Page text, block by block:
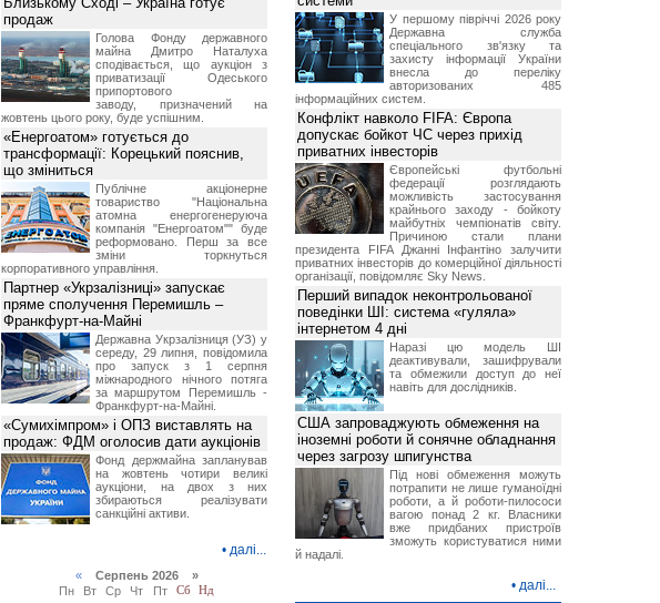
продаж
Голова Фонду державного
майна Дмитро Наталуха
сподівається, що аукціон з
приватизації Одеського
припортового
заводу, призначений на
жовтень цього року, буде успішним.
«Енергоатом» готується до
трансформації: Корецький пояснив,
що зміниться
Публічне акціонерне
товариство "Національна
атомна енергогенеруюча
компанія "Енергоатом"" буде
реформовано. Перш за все
зміни торкнуться
корпоративного управління.
Партнер «Укрзалізниці» запускає
пряме сполучення Перемишль –
Франкфурт-на-Майні
Державна Укрзалізниця (УЗ) у
середу, 29 липня, повідомила
про запуск з 1 серпня
міжнародного нічного потяга
за маршрутом Перемишль -
Франкфурт-на-Майні.
«Сумихімпром» і ОПЗ виставлять на
продаж: ФДМ оголосив дати аукціонів
Фонд держмайна запланував
на жовтень чотири великі
аукціони, на двох з них
збираються реалізувати
санкційні активи.
• далі...
«Серпень 2026 »
Пн
Вт Ср Чт Пт Сб
Нд
У першому півріччі 2026 року
Державна служба
спеціального зв'язку та
захисту інформації України
внесла до переліку
авторизованих 485
інформаційних систем.
Конфлікт навколо FIFA: Європа
допускає бойкот ЧС через прихід
приватних інвесторів
Європейські футбольні
федерації розглядають
можливість застосування
крайнього заходу - бойкоту
майбутніх чемпіонатів світу.
Причиною стали плани
президента FIFA Джанні Інфантіно залучити
приватних інвесторів до комерційної діяльності
організації, повідомляє Sky News.
Перший випадок неконтрольованої
поведінки ШІ: система «гуляла»
інтернетом 4 дні
Наразі цю модель ШІ
деактивували, зашифрували
та обмежили доступ до неї
навіть для дослідників.
США запроваджують обмеження на
іноземні роботи й сонячне обладнання
через загрозу шпигунства
Під нові обмеження можуть
потрапити не лише гуманоїдні
роботи, а й роботи-пилососи
вагою понад 2 кг. Власники
вже придбаних пристроїв
зможуть користуватися ними
й надалі.
• далі...